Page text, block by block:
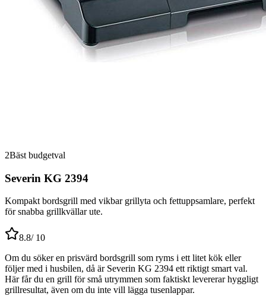
2Bäst budgetval
Severin KG 2394
Kompakt bordsgrill med vikbar grillyta och fettuppsamlare, perfekt
för snabba grillkvällar ute.
8.8/ 10
Om du söker en prisvärd bordsgrill som ryms i ett litet kök eller
följer med i husbilen, då är Severin KG 2394 ett riktigt smart val.
Här får du en grill för små utrymmen som faktiskt levererar hyggligt
grillresultat, även om du inte vill lägga tusenlappar.